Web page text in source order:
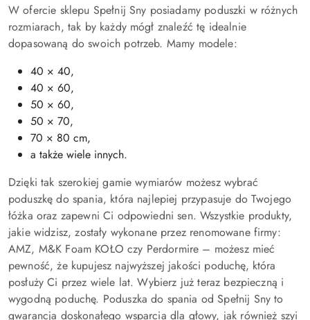
W ofercie sklepu Spełnij Sny posiadamy poduszki w różnych
rozmiarach, tak by każdy mógł znaleźć tę idealnie
dopasowaną do swoich potrzeb. Mamy modele:
40 × 40,
40 × 60,
50 × 60,
50 × 70,
70 × 80 cm,
a także wiele innych.
Dzięki tak szerokiej gamie wymiarów możesz wybrać
poduszkę do spania, która najlepiej przypasuje do Twojego
łóżka oraz zapewni Ci odpowiedni sen​. Wszystkie produkty,
jakie widzisz, zostały wykonane przez renomowane firmy:
AMZ, M&K Foam KOŁO czy Perdormire – możesz mieć
pewność, że kupujesz najwyższej jakości poduchę, która
posłuży Ci przez wiele lat​. Wybierz już teraz bezpieczną i
wygodną poduchę. Poduszka do spania od Spełnij Sny to
gwarancja doskonałego wsparcia dla głowy, jak również szyi